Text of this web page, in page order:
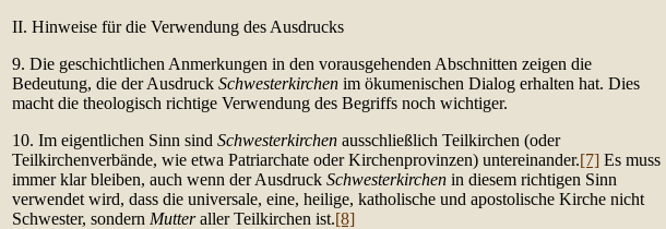
II. Hinweise für die Verwendung des Ausdrucks
9. Die geschichtlichen Anmerkungen in den vorausgehenden Abschnitten zeigen die
Bedeutung, die der Ausdruck Schwesterkirchen im ökumenischen Dialog erhalten hat. Dies
macht die theologisch richtige Verwendung des Begriffs noch wichtiger.
10. Im eigentlichen Sinn sind Schwesterkirchen ausschließlich Teilkirchen (oder
Teilkirchenverbände, wie etwa Patriarchate oder Kirchenprovinzen) untereinander.[7] Es muss
immer klar bleiben, auch wenn der Ausdruck Schwesterkirchen in diesem richtigen Sinn
verwendet wird, dass die universale, eine, heilige, katholische und apostolische Kirche nicht
Schwester, sondern Mutteraller Teilkirchen ist.[8]